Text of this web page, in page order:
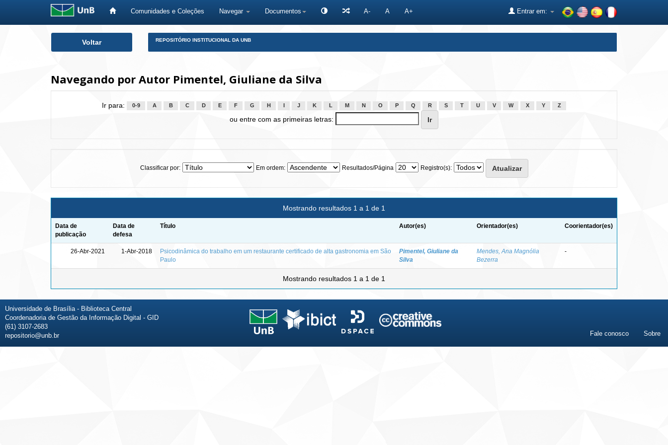
Comunidades e Coleções Navegar Documentos A- A A+ Entrar em:
Voltar REPOSITÓRIO INSTITUCIONAL DA UNB
Navegando por Autor Pimentel, Giuliane da Silva
Ir para: 0-9 A B C D E F G H J K L M N O P Q R S T U V W X Y Z
ou entre com as primeiras letras:
Classificar por: Em ordem: Resultados/Página Registro(s):
Mostrando resultados 1 a 1 de 1
Data de
publicação
Data de
defesa
Título Autor(es) Orientador(es) Coorientador(es)
26-Abr-2021 1-Abr-2018
Psicodinâmica do trabalho em um restaurante certificado de alta gastronomia em São
Paulo
Pimentel, Giuliane da
Silva
Mendes, Ana Magnólia
Bezerra
-
Mostrando resultados 1 a 1 de 1
Universidade de Brasília - Biblioteca Central
Coordenadoria de Gestão da Informação Digital - GID
(61) 3107-2683
repositorio@unb.br
Fale conosco Sobre